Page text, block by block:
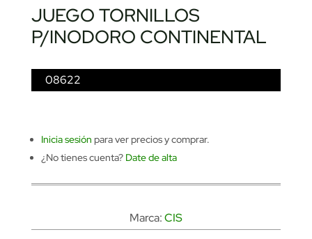
JUEGO TORNILLOS
P/INODORO CONTINENTAL
08622
Inicia sesión para ver precios y comprar.
¿No tienes cuenta? Date de alta
Marca:CIS